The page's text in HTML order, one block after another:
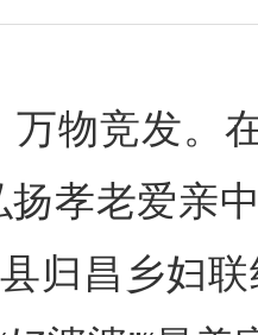
竞发。在
孝老爱亲
归昌乡妇